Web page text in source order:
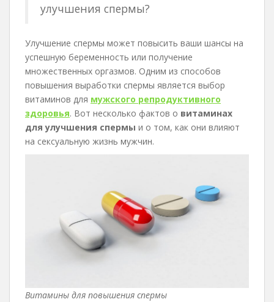
улучшения спермы?
Улучшение спермы может повысить ваши шансы на
успешную беременность или получение
множественных оргазмов. Одним из способов
повышения выработки спермы является выбор
витаминов для мужского репродуктивного
здоровья. Вот несколько фактов о витаминах
для улучшения спермы и о том, как они влияют
на сексуальную жизнь мужчин.
Витамины для повышения спермы